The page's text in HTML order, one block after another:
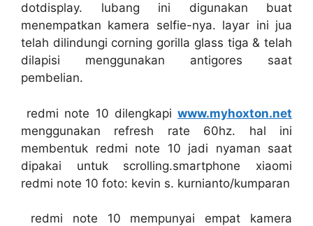
dotdisplay. lubang ini digunakan buat
menempatkan kamera selfie-nya. layar ini jua
telah dilindungi corning gorilla glass tiga & telah
dilapisi menggunakan antigores saat
pembelian.
redmi note 10 dilengkapi www.myhoxton.net
menggunakan refresh rate 60hz. hal ini
membentuk redmi note 10 jadi nyaman saat
dipakai untuk scrolling.smartphone xiaomi
redmi note 10 foto: kevin s. kurnianto/kumparan
redmi note 10 mempunyai empat kamera